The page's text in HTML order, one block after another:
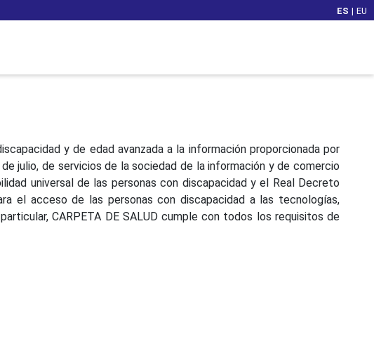
ES | EU
y de edad avanzada a la información proporcionada por
julio, de servicios de la sociedad de la información y de comercio
universal de las personas con discapacidad y el Real Decreto
el acceso de las personas con discapacidad a las tecnologías,
CARPETA DE SALUD cumple con todos los requisitos de